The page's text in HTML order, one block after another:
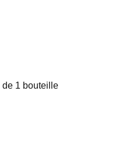
de 1 bouteille